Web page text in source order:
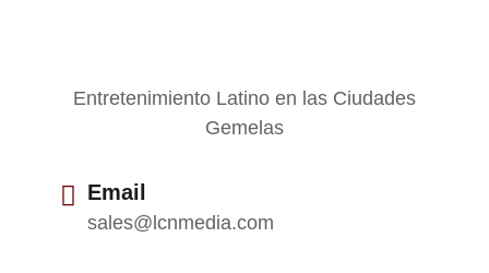
Entretenimiento Latino en las Ciudades
Gemelas
Email
sales@lcnmedia.com